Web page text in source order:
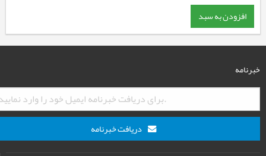
افزودن به سبد
خبرنامه
دریافت خبرنامه